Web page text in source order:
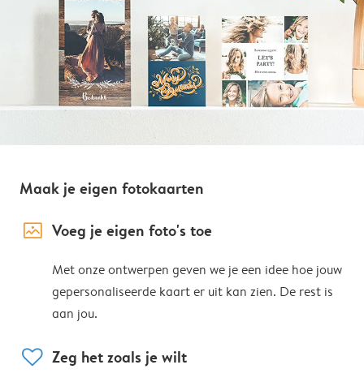
Maak je eigen fotokaarten
image_placeholder Voeg je eigen foto's toe
Met onze ontwerpen geven we je een idee hoe jouw
gepersonaliseerde kaart er uit kan zien. De rest is
aan jou.
heart Zeg het zoals je wilt